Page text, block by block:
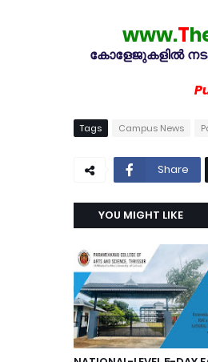
www.T
കോളേജുകളിൽ
Tags Campus News
Share
YOU MIGHT LIKE